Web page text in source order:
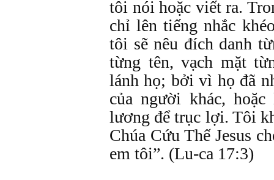
tôi nói hoặc viết ra.
chỉ lên tiếng nhắc
tôi sẽ nêu đích danh
từng tên, vạch mặt
lánh họ; bởi vì họ đã
của người khác,
lương để trục lợi. Tôi
Chúa Cứu Thế Jesus
em tôi”. (Lu-ca 17:3)